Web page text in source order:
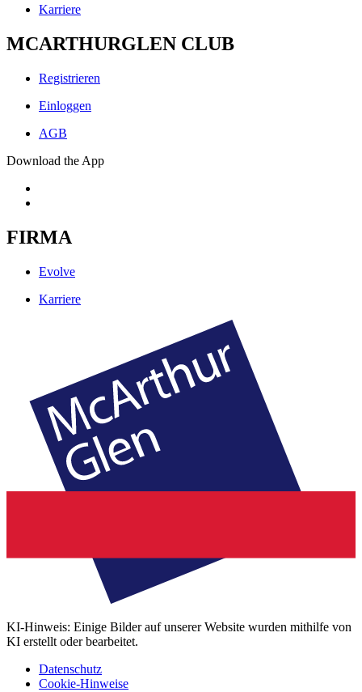
Karriere
MCARTHURGLEN CLUB
Registrieren
Einloggen
AGB
Download the App
FIRMA
Evolve
Karriere
KI-Hinweis: Einige Bilder auf unserer Website wurden mithilfe von
KI erstellt oder bearbeitet.
Datenschutz
Cookie-Hinweise